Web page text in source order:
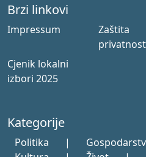
Brzi linkovi
Impressum
Zaštita
Cjenik lokalni
izbori 2025
Kategorije
Politika |